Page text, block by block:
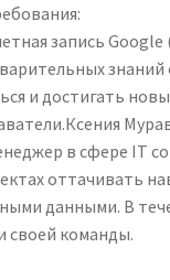
запись
и достигать
в сфере IT
оттачивать
данными. В
своей команды.